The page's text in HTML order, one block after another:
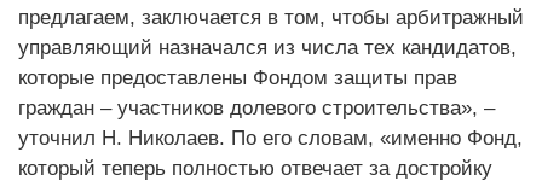
предлагаем, заключается в том, чтобы арбитражный
управляющий назначался из числа тех кандидатов,
которые предоставлены Фондом защиты прав
граждан – участников долевого строительства», –
уточнил Н. Николаев. По его словам, «именно Фонд,
который теперь полностью отвечает за достройку